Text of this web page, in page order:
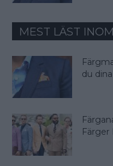
MEST LÄST
du
Färger